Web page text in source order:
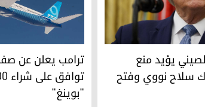
يؤيد منع طهران من امتلاك سلاح نووي
يؤيد منع
سلاح نووي وفتح
ترامب يعلن عن صفقة ضخمة:
ترامب يعلن عن
"بوينغ"